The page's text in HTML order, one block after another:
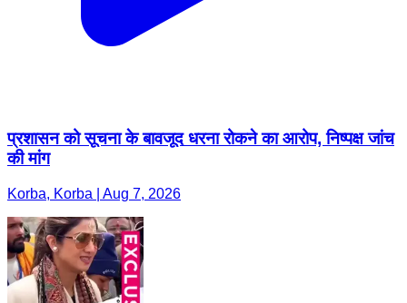
प्रशासन को सूचना के बावजूद धरना रोकने का आरोप, निष्पक्ष जांच
की मांग
Korba, Korba | Aug 7, 2026